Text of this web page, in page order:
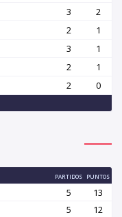
3
2
2
1
3
1
2
1
2 0
PARTIDOS PUNTOS
5
13
5
12